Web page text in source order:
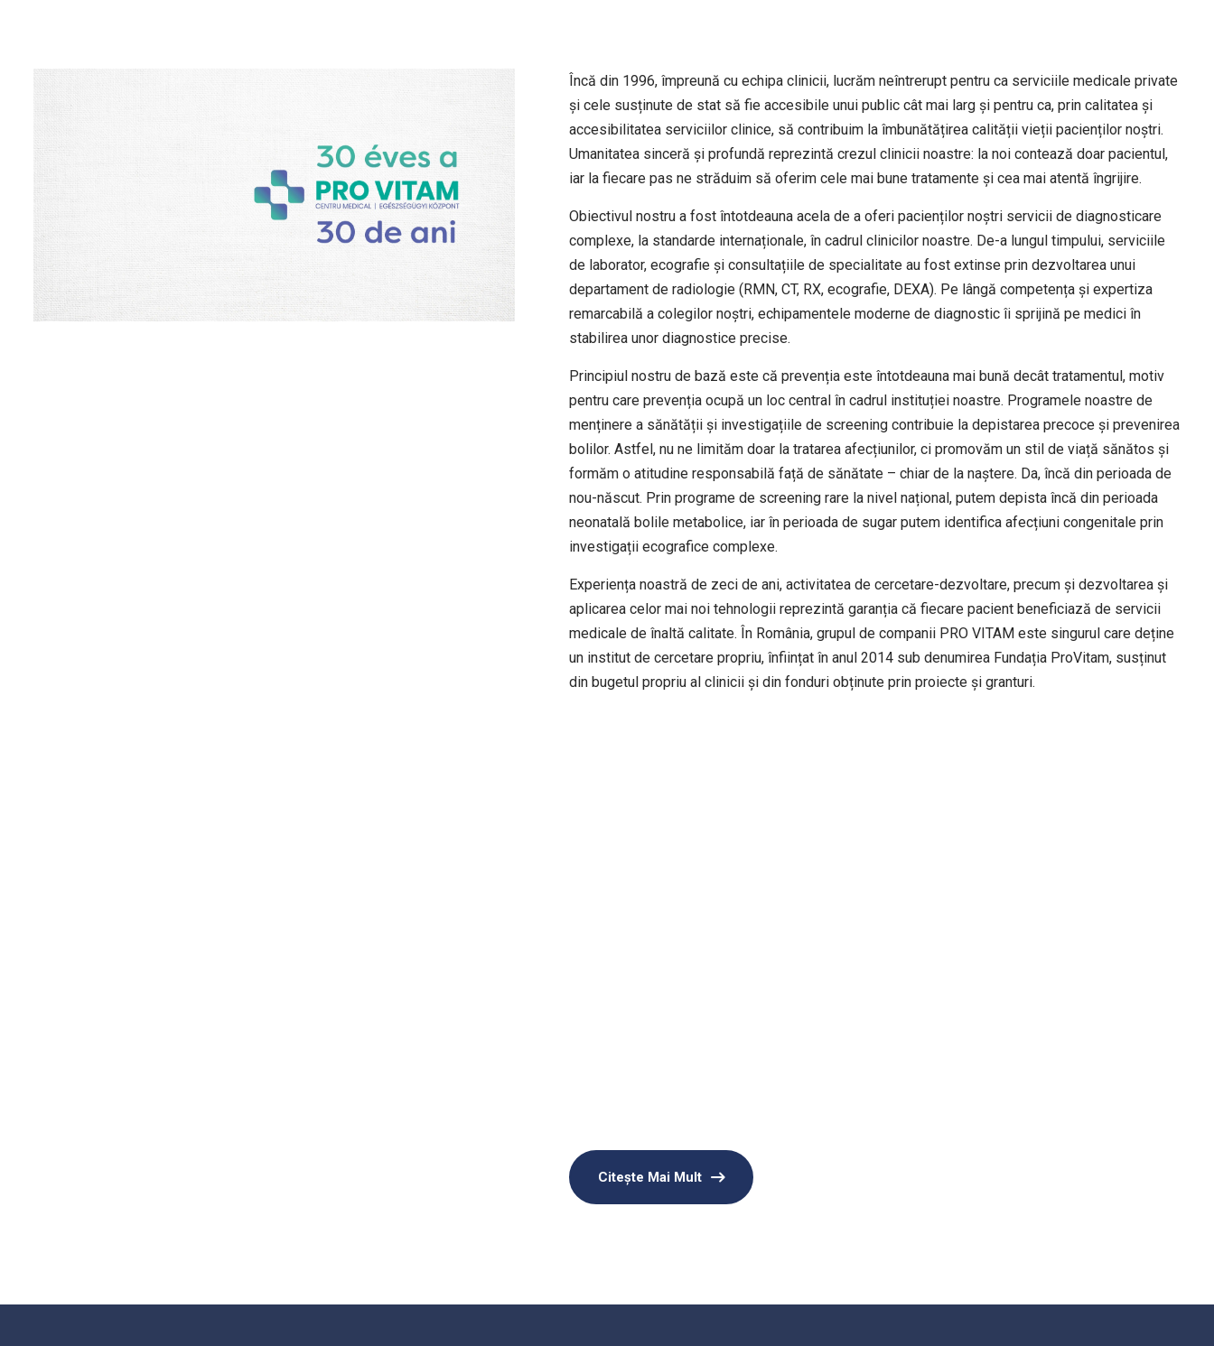
Încă din 1996, împreună cu echipa clinicii, lucrăm neîntrerupt pentru ca serviciile medicale private
și cele susținute de stat să fie accesibile unui public cât mai larg și pentru ca, prin calitatea și
accesibilitatea serviciilor clinice, să contribuim la îmbunătățirea calității vieții pacienților noștri.
Umanitatea sinceră și profundă reprezintă crezul clinicii noastre: la noi contează doar pacientul,
iar la fiecare pas ne străduim să oferim cele mai bune tratamente și cea mai atentă îngrijire.
Obiectivul nostru a fost întotdeauna acela de a oferi pacienților noștri servicii de diagnosticare
complexe, la standarde internaționale, în cadrul clinicilor noastre. De-a lungul timpului, serviciile
de laborator, ecografie și consultațiile de specialitate au fost extinse prin dezvoltarea unui
departament de radiologie (RMN, CT, RX, ecografie, DEXA). Pe lângă competența și expertiza
remarcabilă a colegilor noștri, echipamentele moderne de diagnostic îi sprijină pe medici în
stabilirea unor diagnostice precise.
Principiul nostru de bază este că prevenția este întotdeauna mai bună decât tratamentul, motiv
pentru care prevenția ocupă un loc central în cadrul instituției noastre. Programele noastre de
menținere a sănătății și investigațiile de screening contribuie la depistarea precoce și prevenirea
bolilor. Astfel, nu ne limităm doar la tratarea afecțiunilor, ci promovăm un stil de viață sănătos și
formăm o atitudine responsabilă față de sănătate – chiar de la naștere. Da, încă din perioada de
nou-născut. Prin programe de screening rare la nivel național, putem depista încă din perioada
neonatală bolile metabolice, iar în perioada de sugar putem identifica afecțiuni congenitale prin
investigații ecografice complexe.
Experiența noastră de zeci de ani, activitatea de cercetare-dezvoltare, precum și dezvoltarea și
aplicarea celor mai noi tehnologii reprezintă garanția că fiecare pacient beneficiază de servicii
medicale de înaltă calitate. În România, grupul de companii PRO VITAM este singurul care deține
un institut de cercetare propriu, înființat în anul 2014 sub denumirea Fundația ProVitam, susținut
din bugetul propriu al clinicii și din fonduri obținute prin proiecte și granturi.
Citeşte Mai Mult